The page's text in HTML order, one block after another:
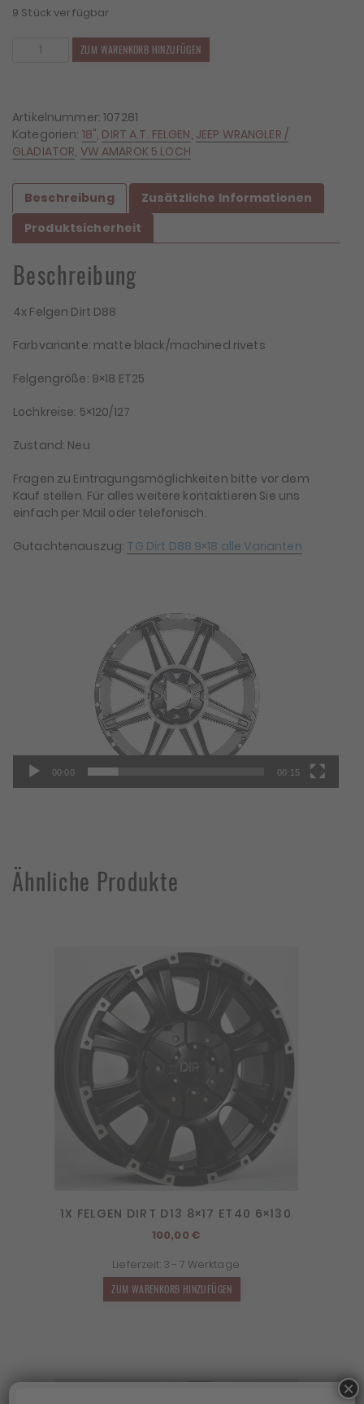
9 Stück verfügbar
9x18
ET25
5x120/127
Menge
ZUM WARENKORB HINZUFÜGEN
Artikelnummer:107281
Kategorien: 18", DIRT A.T. FELGEN, JEEP WRANGLER /
GLADIATOR, VW AMAROK 5 LOCH
Beschreibung
Zusätzliche Informationen
Produktsicherheit
Beschreibung
4x Felgen Dirt D88
Farbvariante: matte black/machined rivets
Felgengröße: 9×18 ET25
Lochkreise: 5×120/127
Zustand: Neu
Fragen zu Eintragungsmöglichkeiten bitte vor dem
Kauf stellen. Für alles weitere kontaktieren Sie uns
einfach per Mail oder telefonisch.
Gutachtenauszug: TG Dirt D88 9×18 alle Varianten
00:00 00:15
Ähnliche Produkte
1X FELGEN DIRT D13 8×17 ET40 6×130
100,00 €
Lieferzeit: 3 - 7 Werktage
ZUM WARENKORB HINZUFÜGEN
×